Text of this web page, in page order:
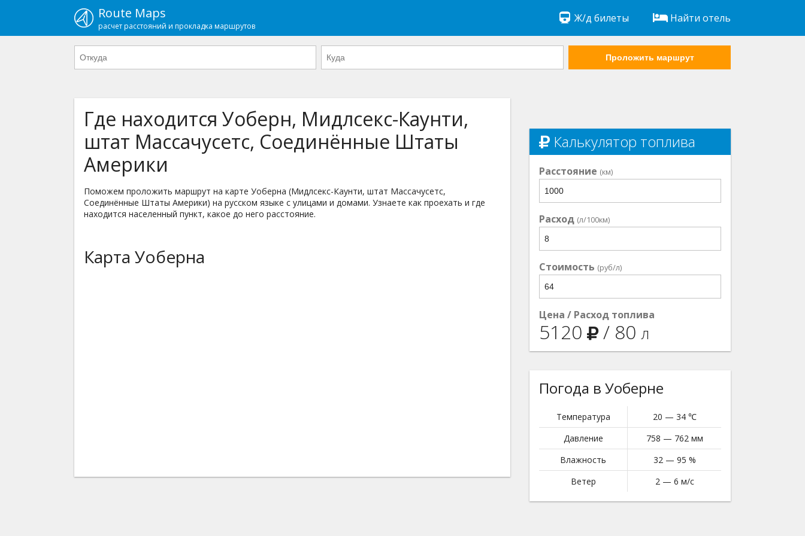
Route Maps
расчет расстояний и прокладка маршрутов
Ж/д билеты Найти отель
Проложить маршрут
Где находится Уоберн, Мидлсекс-Каунти,
штат Массачусетс, Соединённые Штаты
Америки
Поможем проложить маршрут на карте Уоберна (Мидлсекс-Каунти, штат Массачусетс,
Соединённые Штаты Америки) на русском языке с улицами и домами. Узнаете как проехать и где
находится населенный пункт, какое до него расстояние.
Карта Уоберна
Калькулятор топлива
Расстояние (км)
Расход (л/100км)
Стоимость (руб/л)
Цена / Расход топлива
5120 / 80 л
Погода в Уоберне
Температура
20 — 34 ℃
Давление
758 — 762 мм
Влажность
32 — 95 %
Ветер
2 — 6 м/с